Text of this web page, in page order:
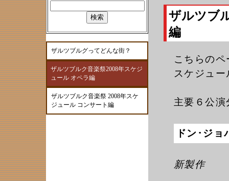
ザルツブ
編
こちらの
スケジュ
主要６公
ドン･ジ
新製作
ザルツブルグってどんな街？
ザルツブルク音楽祭2008年スケジ
ュール オペラ編
ザルツブルク音楽祭 2008年スケ
ジュール コンサート編